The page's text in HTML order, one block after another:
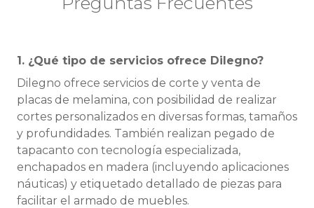
1. ¿Qué tipo de servicios ofrece Dilegno?
Dilegno ofrece servicios de corte y venta de
placas de melamina, con posibilidad de realizar
cortes personalizados en diversas formas, tamaños
y profundidades. También realizan pegado de
tapacanto con tecnología especializada,
enchapados en madera (incluyendo aplicaciones
náuticas) y etiquetado detallado de piezas para
facilitar el armado de muebles.